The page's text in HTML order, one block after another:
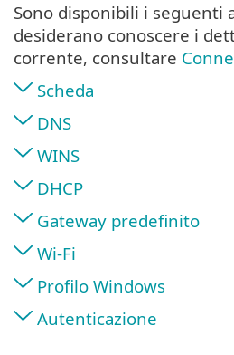
Sono disponibili i seguenti
desiderano conoscere i
corrente, consultare
Scheda
DNS
WINS
DHCP
Gateway predefinito
Wi-Fi
Profilo Windows
Autenticazione